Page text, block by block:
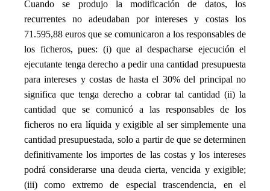
Cuando se produjo la modificación de datos, los
recurrentes no adeudaban por intereses y costas los
71.595,88 euros que se comunicaron a los responsables de
los ficheros, pues: (i) que al despacharse ejecución el
ejecutante tenga derecho a pedir una cantidad presupuesta
para intereses y costas de hasta el 30% del principal no
significa que tenga derecho a cobrar tal cantidad (ii) la
cantidad que se comunicó a las responsables de los
ficheros no era líquida y exigible al ser simplemente una
cantidad presupuestada, solo a partir de que se determinen
definitivamente los importes de las costas y los intereses
podrá considerarse una deuda cierta, vencida y exigible;
(iii) como extremo de especial trascendencia, en el